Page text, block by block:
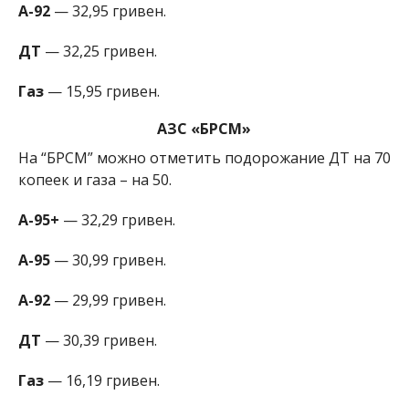
А-92— 32,95 гривен.
ДТ — 32,25 гривен.
Газ— 15,95 гривен.
АЗС «БРСМ»
На “БРСМ” можно отметить подорожание ДТ на 70
копеек и газа – на 50.
А-95+ — 32,29 гривен.
А-95— 30,99 гривен.
А-92— 29,99 гривен.
ДТ — 30,39 гривен.
Газ— 16,19 гривен.